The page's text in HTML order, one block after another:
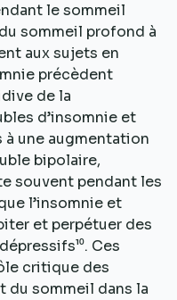
le sommeil
sommeil profond à
aux sujets en
précèdent
de la
d’insomnie et
à une augmentation
bipolaire,
souvent pendant les
l’insomnie et
et perpétuer des
Ces
critique des
du sommeil dans la